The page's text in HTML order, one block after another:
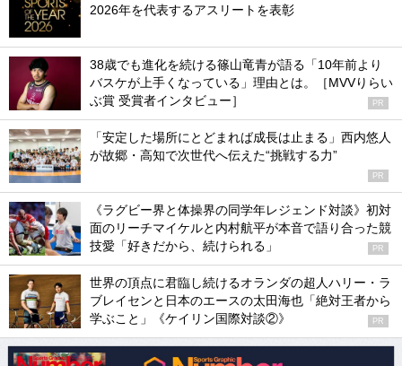
2026年を代表するアスリートを表彰
38歳でも進化を続ける篠山竜青が語る「10年前より
バスケが上手くなっている」理由とは。［MVVりらい
ぶ賞 受賞者インタビュー］
PR
「安定した場所にとどまれば成長は止まる」西内悠人
が故郷・高知で次世代へ伝えた“挑戦する力”
PR
《ラグビー界と体操界の同学年レジェンド対談》初対
面のリーチマイケルと内村航平が本音で語り合った競
技愛「好きだから、続けられる」
PR
世界の頂点に君臨し続けるオランダの超人ハリー・ラ
ブレイセンと日本のエースの太田海也「絶対王者から
学ぶこと」《ケイリン国際対談②》
PR